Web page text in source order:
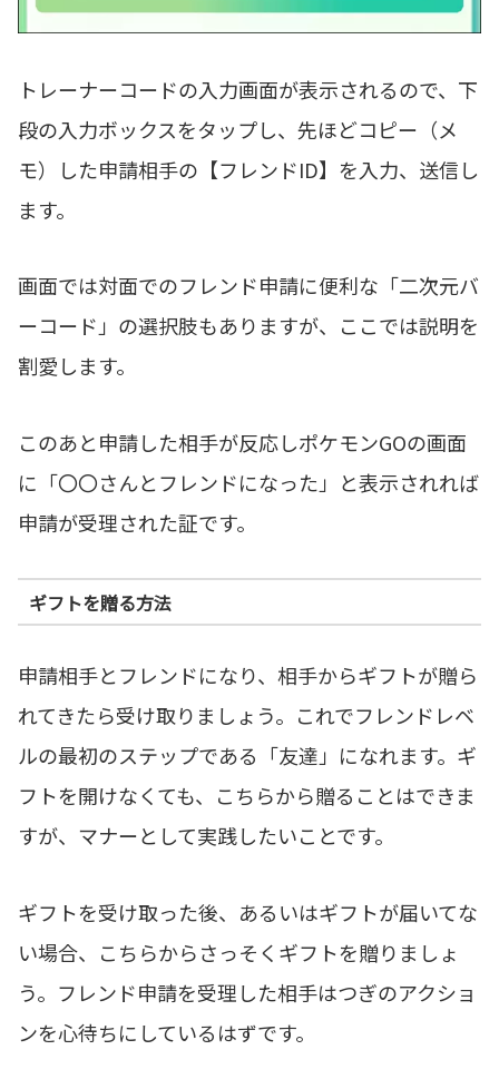
トレーナーコードの入力画面が表示されるので、下
段の入力ボックスをタップし、先ほどコピー（メ
モ）した申請相手の【フレンドID】を入力、送信し
ます。
画面では対面でのフレンド申請に便利な「二次元バ
ーコード」の選択肢もありますが、ここでは説明を
割愛します。
このあと申請した相手が反応しポケモンGOの画面
に「〇〇さんとフレンドになった」と表示されれば
申請が受理された証です。
ギフトを贈る方法
申請相手とフレンドになり、相手からギフトが贈ら
れてきたら受け取りましょう。これでフレンドレベ
ルの最初のステップである「友達」になれます。ギ
フトを開けなくても、こちらから贈ることはできま
すが、マナーとして実践したいことです。
ギフトを受け取った後、あるいはギフトが届いてな
い場合、こちらからさっそくギフトを贈りましょ
う。フレンド申請を受理した相手はつぎのアクショ
ンを心待ちにしているはずです。